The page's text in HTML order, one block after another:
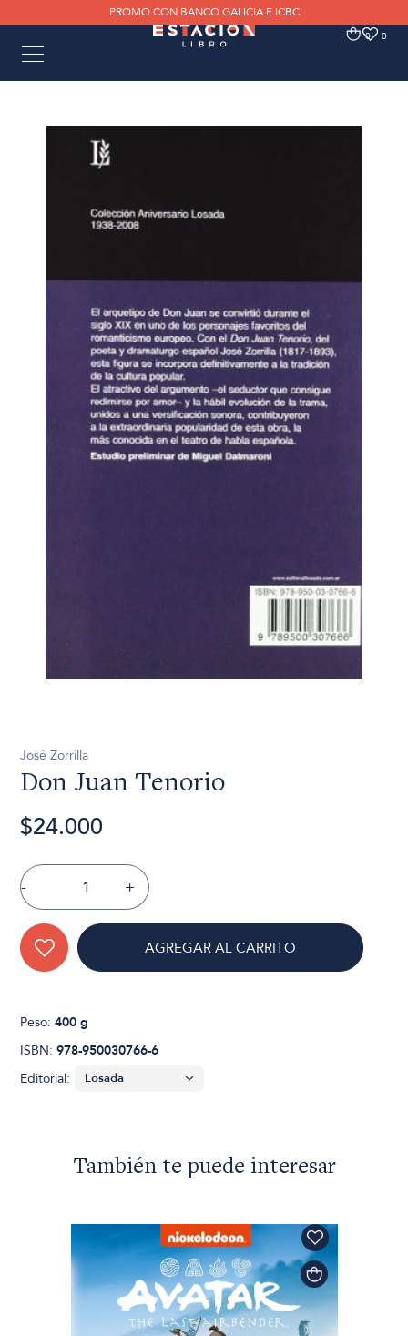
PROMO CON BANCO GALICIA E ICBC
0 0
José Zorrilla
Don Juan Tenorio
$24.000
- +
AGREGAR AL CARRITO
Peso:400 g
ISBN:978-950030766-6
Editorial:
También te puede interesar